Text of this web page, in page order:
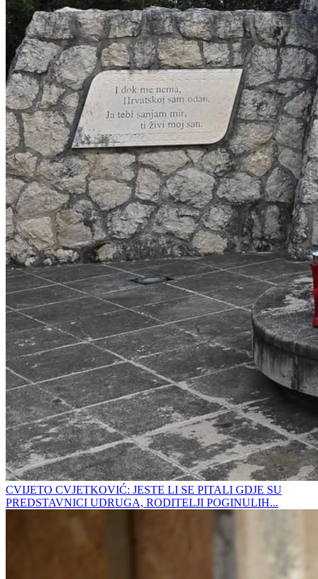
CVIJETO CVJETKOVIĆ: JESTE LI SE PITALI GDJE SU
PREDSTAVNICI UDRUGA, RODITELJI POGINULIH...